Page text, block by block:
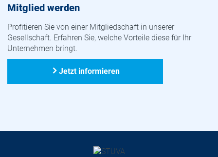
Mitglied werden
Profitieren Sie von einer Mitgliedschaft in unserer
Gesellschaft. Erfahren Sie, welche Vorteile diese für Ihr
Unternehmen bringt.
Jetzt informieren